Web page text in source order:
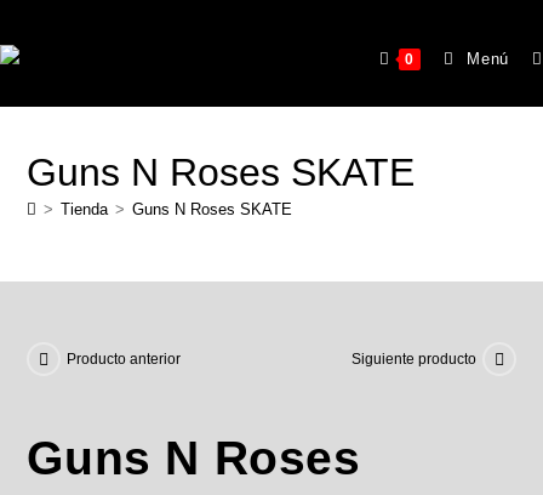
0 Menú
Guns N Roses SKATE
> Tienda > Guns N Roses SKATE
Producto anterior Siguiente producto
Guns N Roses